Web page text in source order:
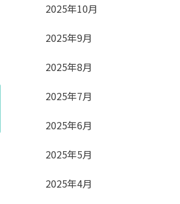
2025年10月
2025年9月
2025年8月
2025年7月
2025年6月
2025年5月
2025年4月